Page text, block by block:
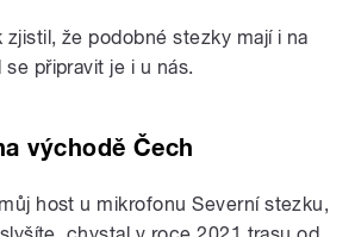
že podobné stezky mají i na
připravit je i u nás.
východě Čech
host u mikrofonu Severní stezku,